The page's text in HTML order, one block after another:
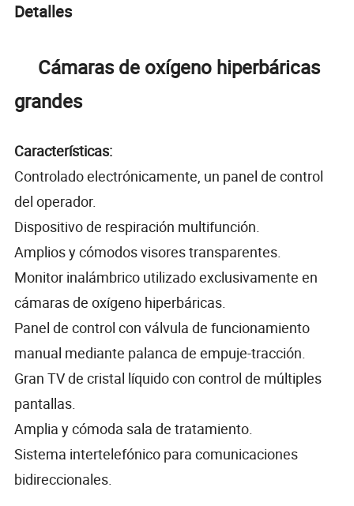
Detalles
Cámaras de oxígeno hiperbáricas
grandes
Características:
Controlado electrónicamente, un panel de control
del operador.
Dispositivo de respiración multifunción.
Amplios y cómodos visores transparentes.
Monitor inalámbrico utilizado exclusivamente en
cámaras de oxígeno hiperbáricas.
Panel de control con válvula de funcionamiento
manual mediante palanca de empuje-tracción.
Gran TV de cristal líquido con control de múltiples
pantallas.
Amplia y cómoda sala de tratamiento.
Sistema intertelefónico para comunicaciones
bidireccionales.